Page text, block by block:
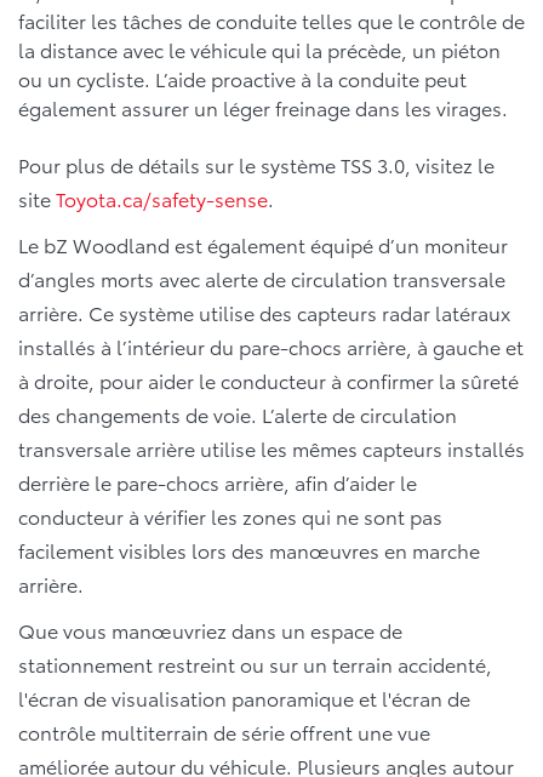
faciliter les tâches de conduite telles que le contrôle de
la distance avec le véhicule qui la précède, un piéton
ou un cycliste. L’aide proactive à la conduite peut
également assurer un léger freinage dans les virages.
Pour plus de détails sur le système TSS 3.0, visitez le
siteToyota.ca/safety-sense.
Le bZ Woodland est également équipé d’un moniteur
d’angles morts avec alerte de circulation transversale
arrière. Ce système utilise des capteurs radar latéraux
installés à l’intérieur du pare-chocs arrière, à gauche et
à droite, pour aider le conducteur à confirmer la sûreté
des changements de voie. L’alerte de circulation
transversale arrière utilise les mêmes capteurs installés
derrière le pare-chocs arrière, afin d’aider le
conducteur à vérifier les zones qui ne sont pas
facilement visibles lors des manœuvres en marche
arrière.
Que vous manœuvriez dans un espace de
stationnement restreint ou sur un terrain accidenté,
l'écran de visualisation panoramique et l'écran de
contrôle multiterrain de série offrent une vue
améliorée autour du véhicule. Plusieurs angles autour